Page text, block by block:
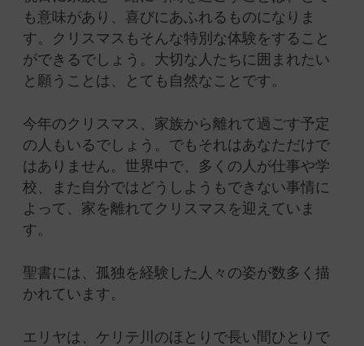
も意味があり、喜びにあふれるものになりま
す。クリスマスもそんな特別な体験をすること
ができるでしょう。大切な人たちに囲まれたい
と願うことは、とても自然なことです。
今年のクリスマス、家族から離れて過ごす予定
の人もいるでしょう。でもそれはあなただけで
はありません。世界中で、多くの人が仕事や学
校、また自分ではどうしようもできない事情に
よって、家を離れてクリスマスを迎えていま
す。
聖書には、孤独を経験した人々の姿が数多く描
かれています。
エリヤは、ケリテ川のほとりで長い間ひとりで